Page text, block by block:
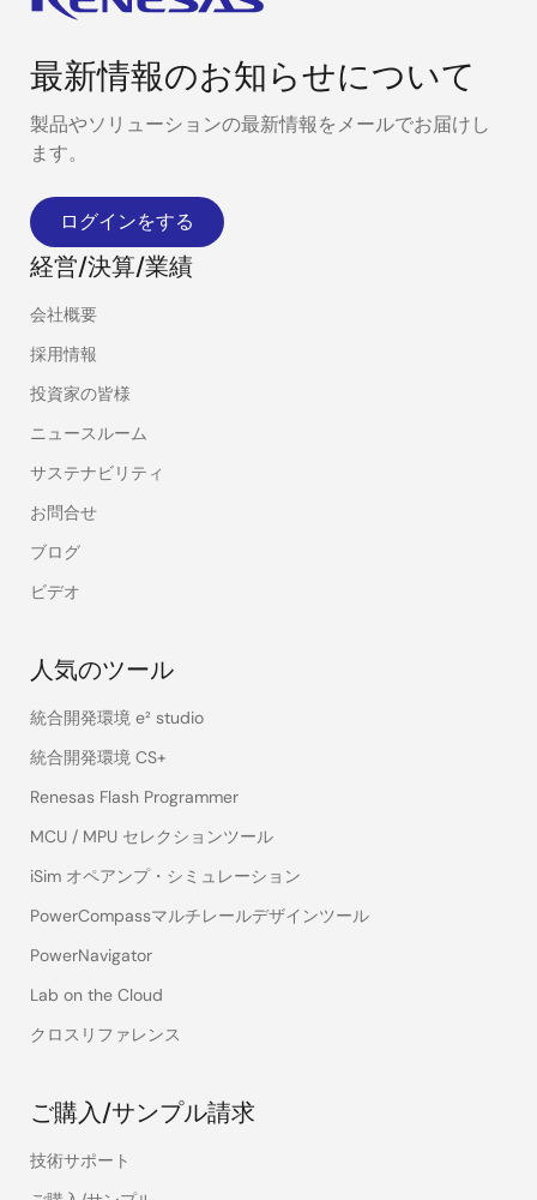
最新情報のお知らせについて
製品やソリューションの最新情報をメールでお届けし
ます。
ログインをする
経営/決算/業績
会社概要
採用情報
投資家の皆様
ニュースルーム
サステナビリティ
お問合せ
ブログ
ビデオ
人気のツール
統合開発環境 e² studio
統合開発環境 CS+
Renesas Flash Programmer
MCU / MPU セレクションツール
iSim オペアンプ・シミュレーション
PowerCompassマルチレールデザインツール
PowerNavigator
Lab on the Cloud
クロスリファレンス
ご購入/サンプル請求
技術サポート